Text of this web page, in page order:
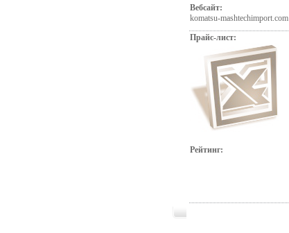
Вебсайт:
komatsu-mashtechimport.com
Прайс-лист:
Рейтинг: